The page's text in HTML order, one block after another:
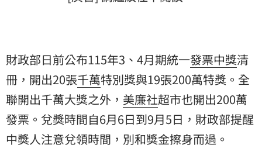
財政部日前公布115年3、4月期統一發票中獎清
冊，開出20張千萬特別獎與19張200萬特獎。全
聯開出千萬大獎之外， 美廉社超市也開出200萬
發票。兌獎時間自6月6日到9月5日，財政部提醒
中獎人注意兌領時間，別和獎金擦身而過。